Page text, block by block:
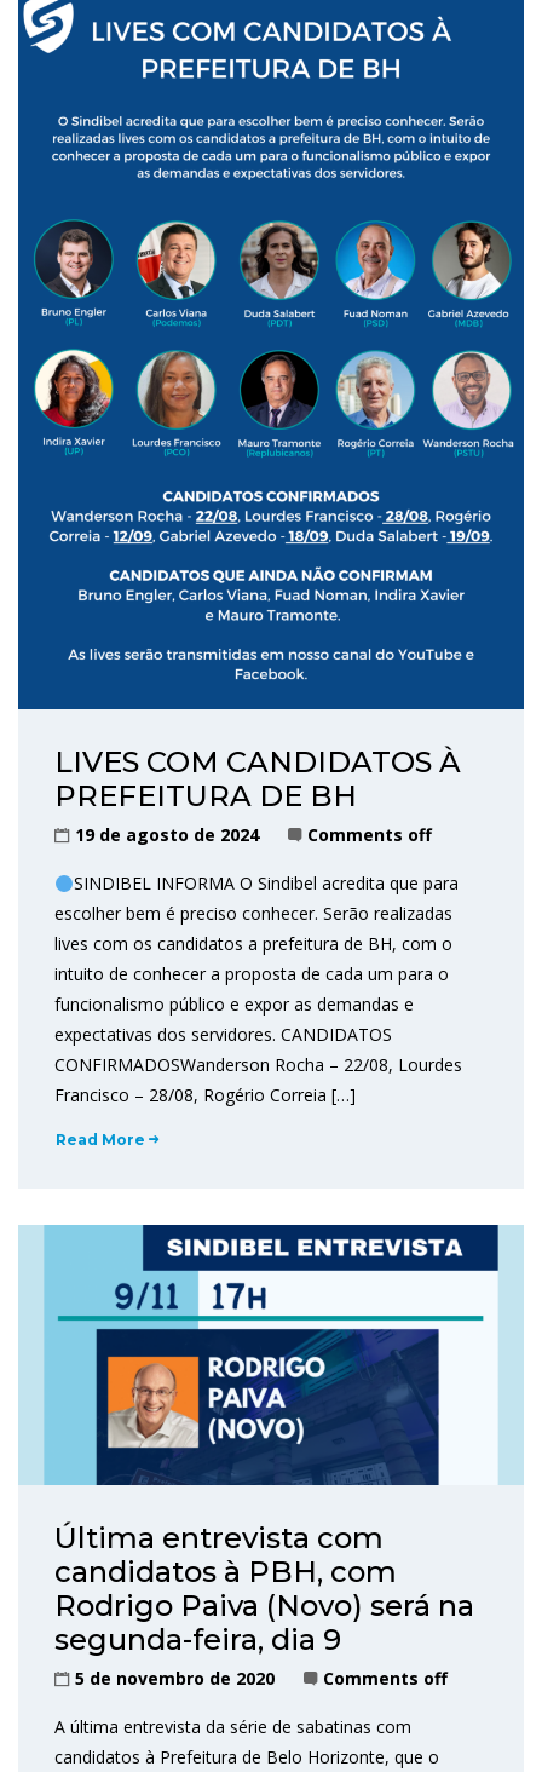
LIVES COM CANDIDATOS À
PREFEITURA DE BH
19 de agosto de 2024 Comments off
SINDIBEL INFORMA O Sindibel acredita que para
escolher bem é preciso conhecer. Serão realizadas
lives com os candidatos a prefeitura de BH, com o
intuito de conhecer a proposta de cada um para o
funcionalismo público e expor as demandas e
expectativas dos servidores. CANDIDATOS
CONFIRMADOSWanderson Rocha – 22/08, Lourdes
Francisco – 28/08, Rogério Correia […]
Read More
Última entrevista com
candidatos à PBH, com
Rodrigo Paiva (Novo) será na
segunda-feira, dia 9
5 de novembro de 2020 Comments off
A última entrevista da série de sabatinas com
candidatos à Prefeitura de Belo Horizonte, que o